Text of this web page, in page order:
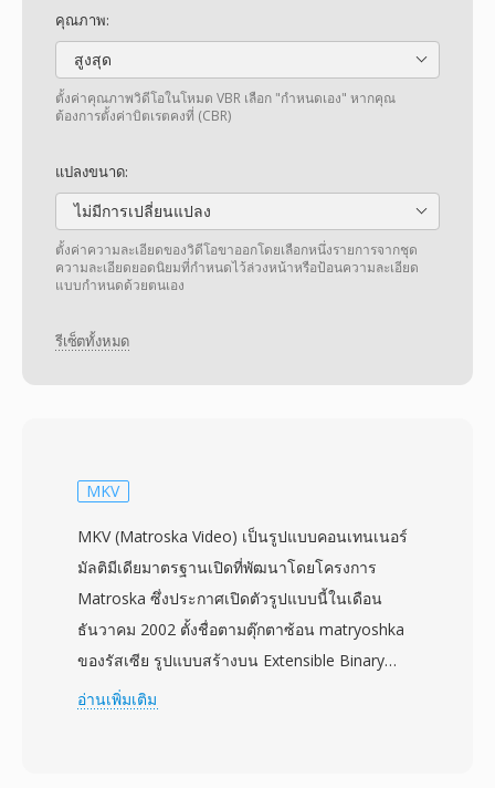
คุณภาพ:
สูงสุด
ตั้งค่าคุณภาพวิดีโอในโหมด VBR เลือก "กำหนดเอง" หากคุณ
ต้องการตั้งค่าบิตเรตคงที่ (CBR)
แปลงขนาด:
ไม่มีการเปลี่ยนแปลง
ตั้งค่าความละเอียดของวิดีโอขาออกโดยเลือกหนึ่งรายการจากชุด
ความละเอียดยอดนิยมที่กำหนดไว้ล่วงหน้าหรือป้อนความละเอียด
แบบกำหนดด้วยตนเอง
รีเซ็ตทั้งหมด
MKV
MKV (Matroska Video) เป็นรูปแบบคอนเทนเนอร์
มัลติมีเดียมาตรฐานเปิดที่พัฒนาโดยโครงการ
Matroska ซึ่งประกาศเปิดตัวรูปแบบนี้ในเดือน
ธันวาคม 2002 ตั้งชื่อตามตุ๊กตาซ้อน matryoshka
ของรัสเซีย รูปแบบสร้างบน Extensible Binary
Meta Language (EBML) ซึ่งเป็นรูปแบบไบนารีที่
อ่านเพิ่มเติม